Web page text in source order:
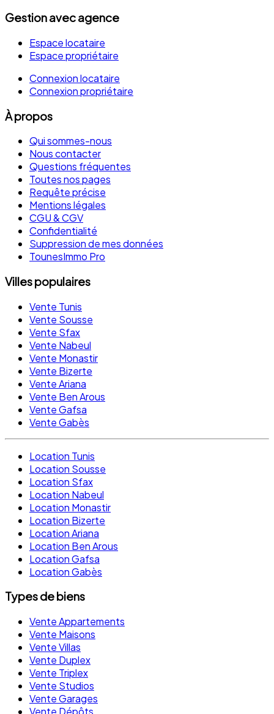
Gestion avec agence
Espace locataire
Espace propriétaire
Connexion locataire
Connexion propriétaire
À propos
Qui sommes-nous
Nous contacter
Questions fréquentes
Toutes nos pages
Requête précise
Mentions légales
CGU & CGV
Confidentialité
Suppression de mes données
TounesImmo Pro
Villes populaires
Vente Tunis
Vente Sousse
Vente Sfax
Vente Nabeul
Vente Monastir
Vente Bizerte
Vente Ariana
Vente Ben Arous
Vente Gafsa
Vente Gabès
Location Tunis
Location Sousse
Location Sfax
Location Nabeul
Location Monastir
Location Bizerte
Location Ariana
Location Ben Arous
Location Gafsa
Location Gabès
Types de biens
Vente Appartements
Vente Maisons
Vente Villas
Vente Duplex
Vente Triplex
Vente Studios
Vente Garages
Vente Dépôts